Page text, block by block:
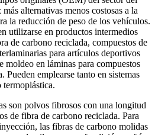
alternativas menos costosas a la
la reducción de peso de los vehículos.
utilizarse en productos intermedios
de carbono reciclada, compuestos de
para artículos deportivos
moldeo en láminas para compuestos
Pueden emplearse tanto en sistemas
termoplástica.
son polvos fibrosos con una longitud
de fibra de carbono reciclada. Para
las fibras de carbono molidas